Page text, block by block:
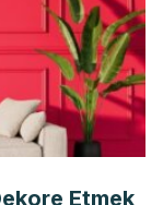
Etmek